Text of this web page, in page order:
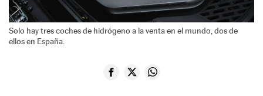
Solo hay tres coches de hidrógeno a la venta en el mundo, dos de
ellos en España.